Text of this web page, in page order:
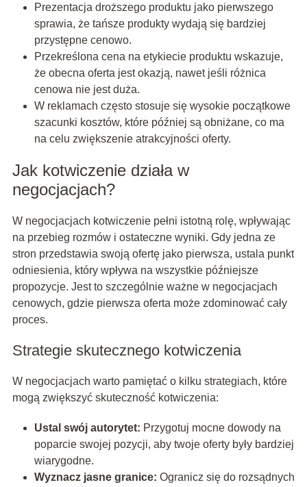
Prezentacja droższego produktu jako pierwszego
sprawia, że tańsze produkty wydają się bardziej
przystępne cenowo.
Przekreślona cena na etykiecie produktu wskazuje,
że obecna oferta jest okazją, nawet jeśli różnica
cenowa nie jest duża.
W reklamach często stosuje się wysokie początkowe
szacunki kosztów, które później są obniżane, co ma
na celu zwiększenie atrakcyjności oferty.
Jak kotwiczenie działa w
negocjacjach?
W negocjacjach kotwiczenie pełni istotną rolę, wpływając
na przebieg rozmów i ostateczne wyniki. Gdy jedna ze
stron przedstawia swoją ofertę jako pierwsza, ustala punkt
odniesienia, który wpływa na wszystkie późniejsze
propozycje. Jest to szczególnie ważne w negocjacjach
cenowych, gdzie pierwsza oferta może zdominować cały
proces.
Strategie skutecznego kotwiczenia
W negocjacjach warto pamiętać o kilku strategiach, które
mogą zwiększyć skuteczność kotwiczenia:
Ustal swój autorytet: Przygotuj mocne dowody na
poparcie swojej pozycji, aby twoje oferty były bardziej
wiarygodne.
Wyznacz jasne granice: Ogranicz się do rozsądnych